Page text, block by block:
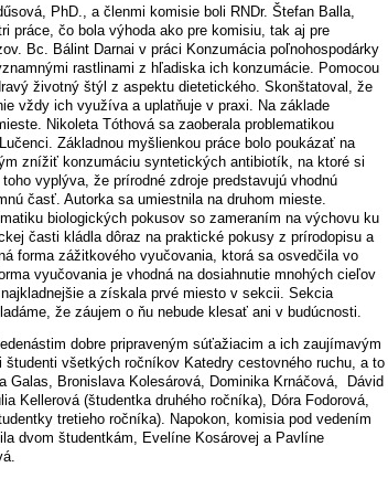
PhD., a členmi komisie boli RNDr. Štefan Balla,
práce, čo bola výhoda ako pre komisiu, tak aj pre
Bc. Bálint Darnai v práci Konzumácia poľnohospodárky
rastlinami z hľadiska ich konzumácie. Pomocou
životný štýl z aspektu dietetického. Skonštatoval, že
vždy ich využíva a uplatňuje v praxi. Na základe
Nikoleta Tóthová sa zaoberala problematikou
Základnou myšlienkou práce bolo poukázať na
znížiť konzumáciu syntetických antibiotík, na ktoré si
vyplýva, že prírodné zdroje predstavujú vhodnú
časť. Autorka sa umiestnila na druhom mieste.
biologických pokusov so zameraním na výchovu ku
časti kládla dôraz na praktické pokusy z prírodopisu a
forma zážitkového vyučovania, ktorá sa osvedčila vo
vyučovania je vhodná na dosiahnutie mnohých cieľov
a získala prvé miesto v sekcii. Sekcia
že záujem o ňu nebude klesať ani v budúcnosti.
dobre pripraveným súťažiacim a ich zaujímavým
všetkých ročníkov Katedry cestovného ruchu, a to
Galas, Bronislava Kolesárová, Dominika Krnáčová, Dávid
Kellerová (študentka druhého ročníka), Dóra Fodorová,
tretieho ročníka). Napokon, komisia pod vedením
dvom študentkám, Evelíne Kosárovej a Pavlíne